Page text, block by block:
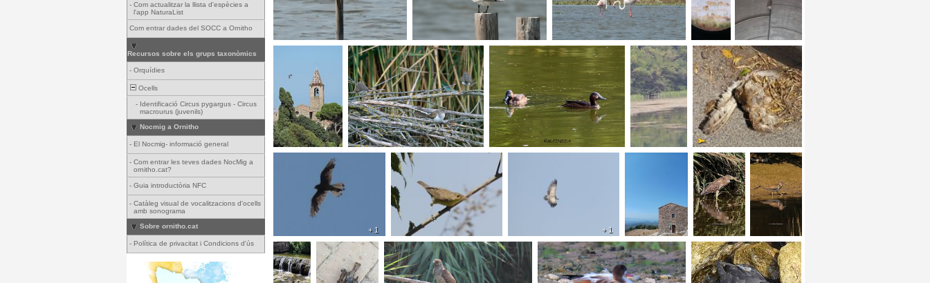
- Com actualitzar la llista d'espècies a
l'app NaturaList
Com entrar dades del SOCC a Ornitho
Recursos sobre els grups taxonòmics
- Orquídies
Ocells
- Identificació Circus pygargus - Circus
macrourus (juvenils)
Nocmig a Ornitho
- El Nocmig- informació general
- Com entrar les teves dades NocMig a
ornitho.cat?
- Guia introductòria NFC
- Catàleg visual de vocalitzacions d'ocells
amb sonograma
Sobre ornitho.cat
- Política de privacitat i Condicions d'ús
+ 1 + 1